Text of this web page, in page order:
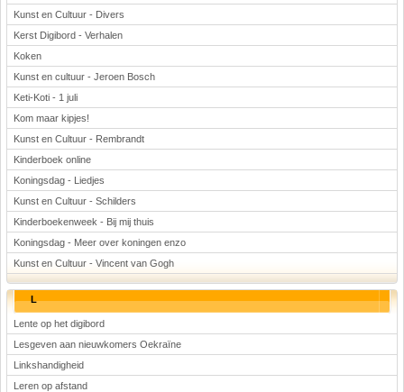
Kunst en Cultuur - Divers
Kerst Digibord - Verhalen
Koken
Kunst en cultuur - Jeroen Bosch
Keti-Koti - 1 juli
Kom maar kipjes!
Kunst en Cultuur - Rembrandt
Kinderboek online
Koningsdag - Liedjes
Kunst en Cultuur - Schilders
Kinderboekenweek - Bij mij thuis
Koningsdag - Meer over koningen enzo
Kunst en Cultuur - Vincent van Gogh
L
Lente op het digibord
Lesgeven aan nieuwkomers Oekraïne
Linkshandigheid
Leren op afstand